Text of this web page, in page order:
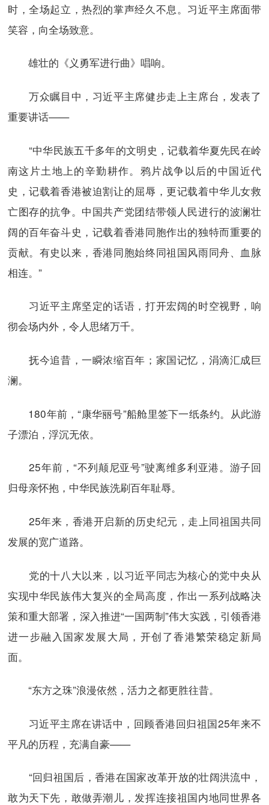
时，全场起立，热烈的掌声经久不息。习近平主席面带
笑容，向全场致意。
雄壮的《义勇军进行曲》唱响。
万众瞩目中，习近平主席健步走上主席台，发表了
重要讲话——
“中华民族五千多年的文明史，记载着华夏先民在岭
南这片土地上的辛勤耕作。鸦片战争以后的中国近代
史，记载着香港被迫割让的屈辱，更记载着中华儿女救
亡图存的抗争。中国共产党团结带领人民进行的波澜壮
阔的百年奋斗史，记载着香港同胞作出的独特而重要的
贡献。有史以来，香港同胞始终同祖国风雨同舟、血脉
相连。”
习近平主席坚定的话语，打开宏阔的时空视野，响
彻会场内外，令人思绪万千。
抚今追昔，一瞬浓缩百年；家国记忆，涓滴汇成巨
澜。
180年前，“康华丽号”船舱里签下一纸条约。从此游
子漂泊，浮沉无依。
25年前，“不列颠尼亚号”驶离维多利亚港。游子回
归母亲怀抱，中华民族洗刷百年耻辱。
25年来，香港开启新的历史纪元，走上同祖国共同
发展的宽广道路。
党的十八大以来，以习近平同志为核心的党中央从
实现中华民族伟大复兴的全局高度，作出一系列战略决
策和重大部署，深入推进“一国两制”伟大实践，引领香港
进一步融入国家发展大局，开创了香港繁荣稳定新局
面。
“东方之珠”浪漫依然，活力之都更胜往昔。
习近平主席在讲话中，回顾香港回归祖国25年来不
平凡的历程，充满自豪——
“回归祖国后，香港在国家改革开放的壮阔洪流中，
敢为天下先，敢做弄潮儿，发挥连接祖国内地同世界各